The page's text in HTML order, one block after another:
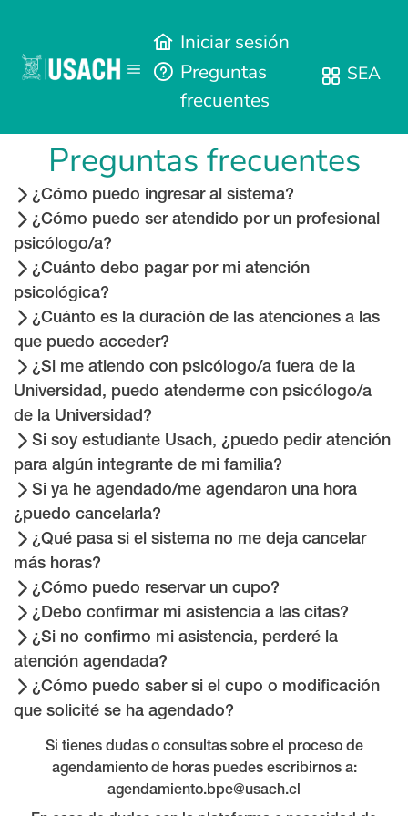
Iniciar sesión
Preguntas
frecuentes
SEA
Preguntas frecuentes
¿Cómo puedo ingresar al sistema?
¿Cómo puedo ser atendido por un profesional
psicólogo/a?
¿Cuánto debo pagar por mi atención
psicológica?
¿Cuánto es la duración de las atenciones a las
que puedo acceder?
¿Si me atiendo con psicólogo/a fuera de la
Universidad, puedo atenderme con psicólogo/a
de la Universidad?
Si soy estudiante Usach, ¿puedo pedir atención
para algún integrante de mi familia?
Si ya he agendado/me agendaron una hora
¿puedo cancelarla?
¿Qué pasa si el sistema no me deja cancelar
más horas?
¿Cómo puedo reservar un cupo?
¿Debo confirmar mi asistencia a las citas?
¿Si no confirmo mi asistencia, perderé la
atención agendada?
¿Cómo puedo saber si el cupo o modificación
que solicité se ha agendado?
Si tienes dudas o consultas sobre el proceso de
agendamiento de horas puedes escribirnos a:
agendamiento.bpe@usach.cl